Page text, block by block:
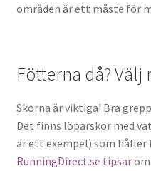
områden är ett måste för
Fötterna då? Välj
Skorna är viktiga! Bra
Det finns löparskor med
är ett exempel) som
RunningDirect.se tipsarom